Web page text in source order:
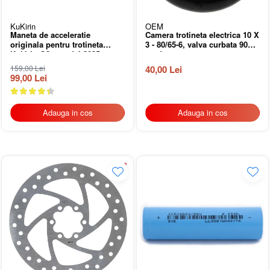
Butuci
Accesorii butuci
Roti
Fond de janta
Sei si tija sa bicicleta
Tija sa bicicleta
Sei
Coliere si cleme sa
Foi angrenaj
Angrenaj pedalier
Butuci pedalieri
Brat pedalier
Schimbator de viteze bicicleta
Schimbatoare fata
Schimbatoare spate
Manete schimbator si frana
Manete frana bicicleta
KuKirin
Maneta de acceleratie
originala pentru trotineta
Kukirin G2 - model 2025
159,00 Lei
99,00 Lei
Adauga in cos
OEM
Camera trotineta electrica 10 X
3 - 80/65-6, valva curbata 90
grade
40,00 Lei
Adauga in cos